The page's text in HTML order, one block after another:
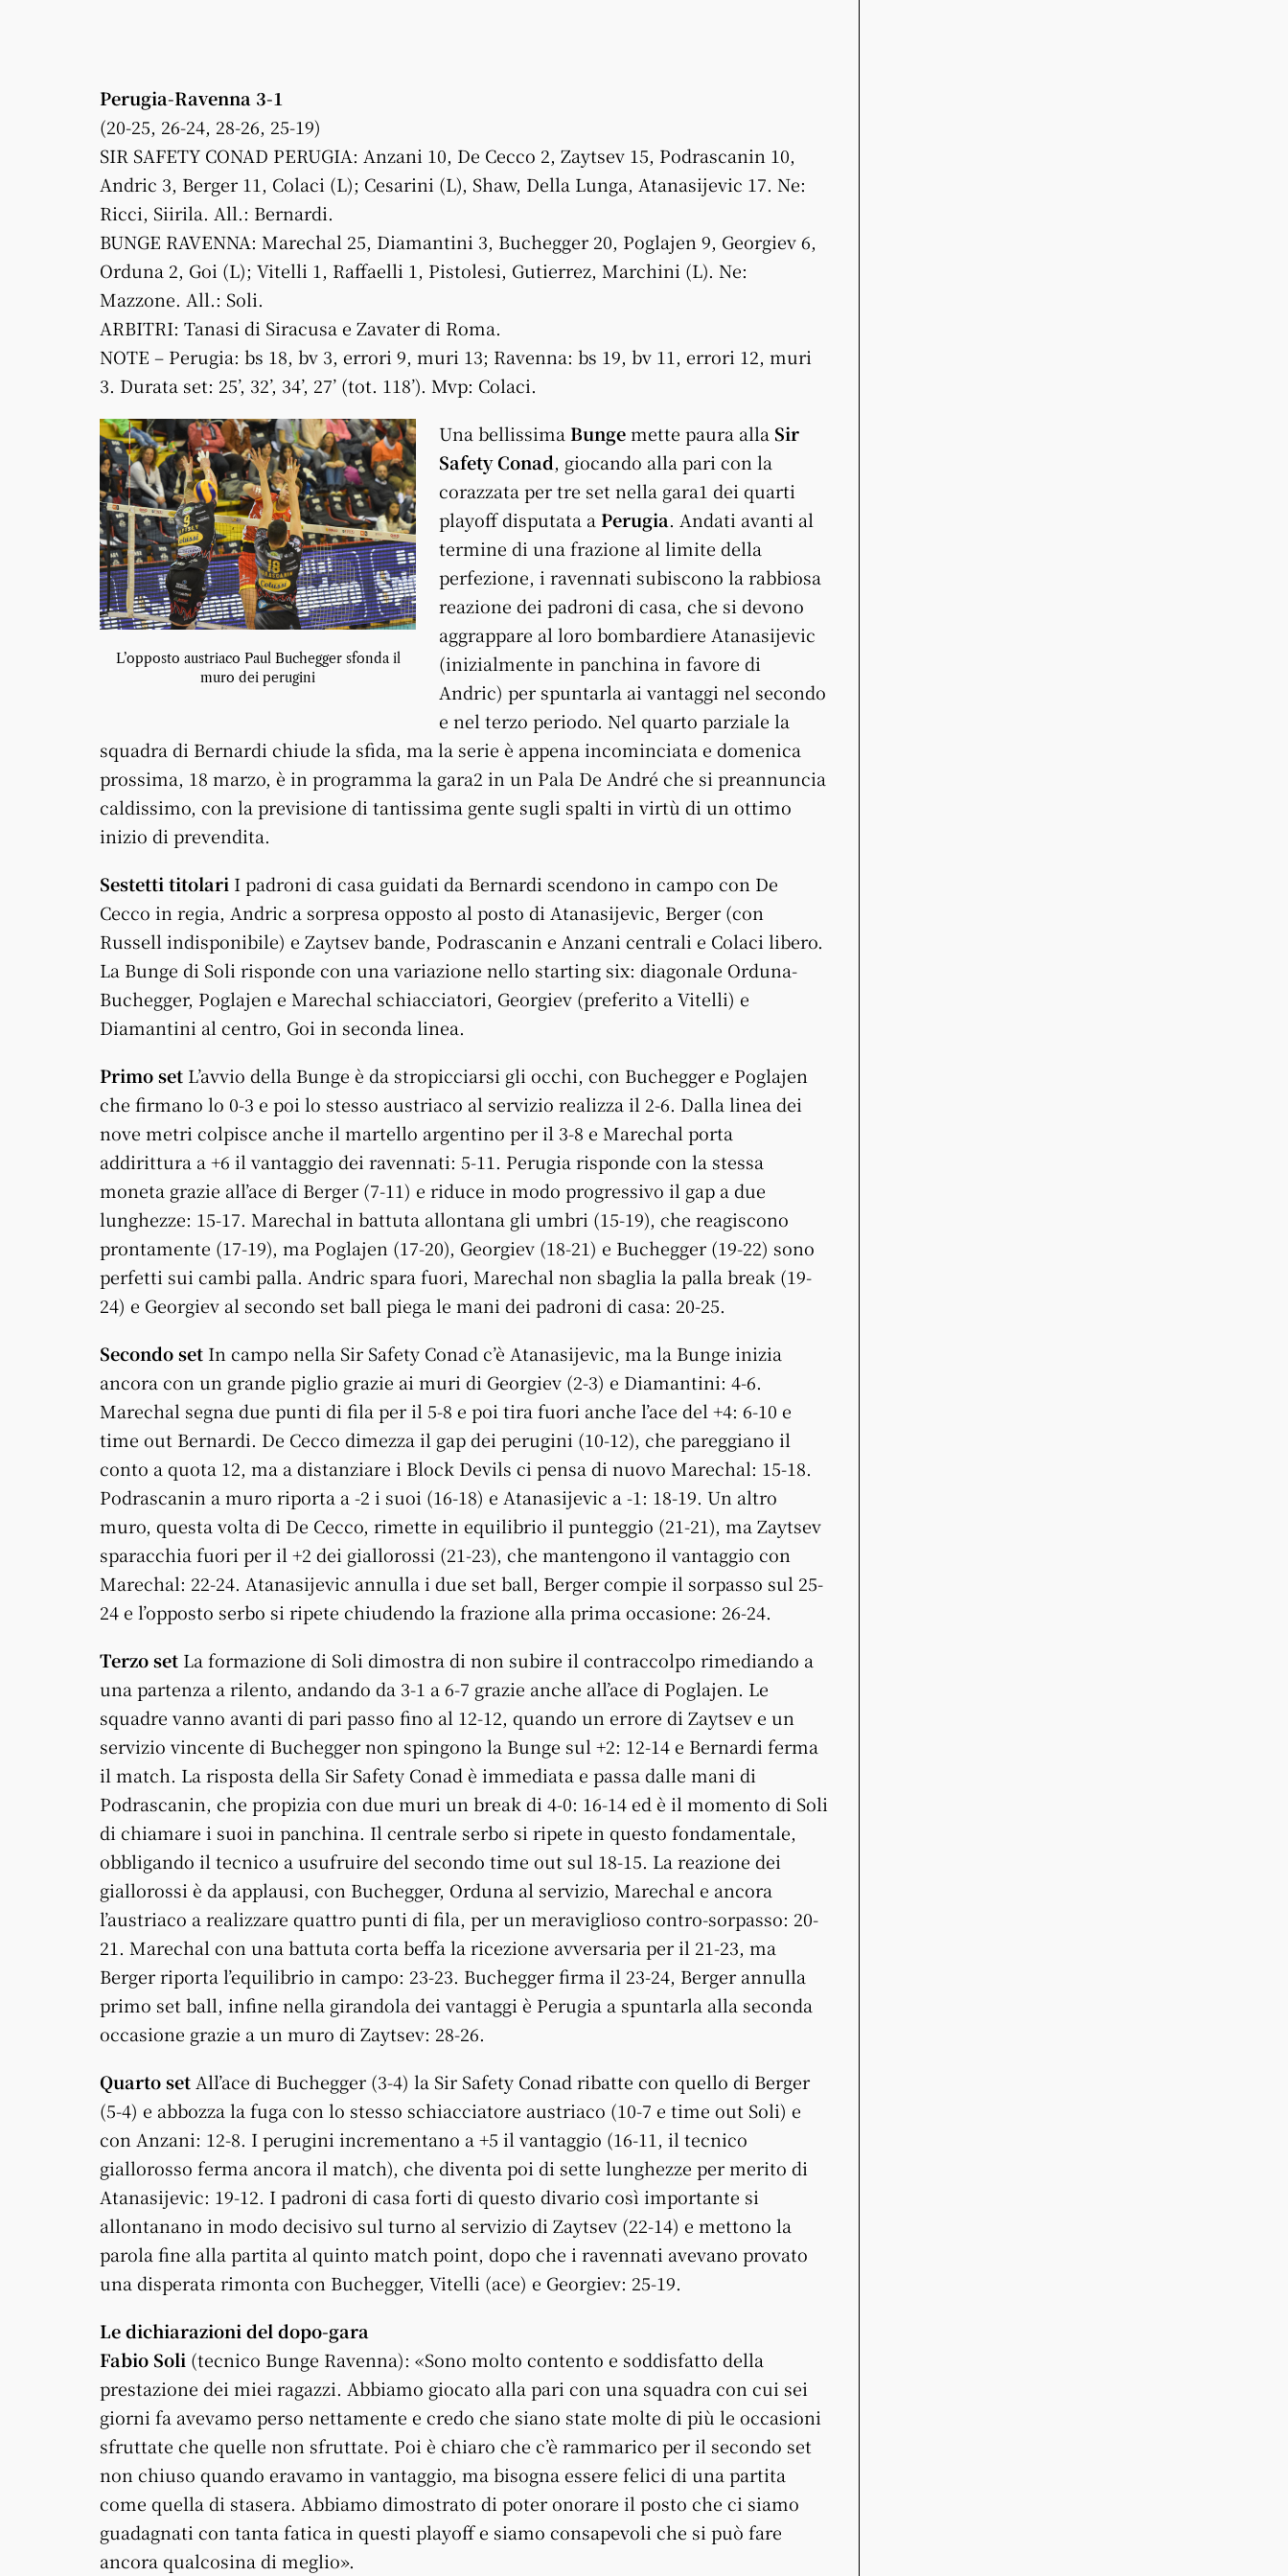
Perugia-Ravenna 3-1
(20-25, 26-24, 28-26, 25-19)
SIR SAFETY CONAD PERUGIA: Anzani 10, De Cecco 2, Zaytsev 15, Podrascanin 10,
Andric 3, Berger 11, Colaci (L); Cesarini (L), Shaw, Della Lunga, Atanasijevic 17. Ne:
Ricci, Siirila. All.: Bernardi.
BUNGE RAVENNA: Marechal 25, Diamantini 3, Buchegger 20, Poglajen 9, Georgiev 6,
Orduna 2, Goi (L); Vitelli 1, Raffaelli 1, Pistolesi, Gutierrez, Marchini (L). Ne:
Mazzone. All.: Soli.
ARBITRI: Tanasi di Siracusa e Zavater di Roma.
NOTE – Perugia: bs 18, bv 3, errori 9, muri 13; Ravenna: bs 19, bv 11, errori 12, muri
3. Durata set: 25’, 32’, 34’, 27’ (tot. 118’). Mvp: Colaci.
L’opposto austriaco Paul Buchegger sfonda il
muro dei perugini
Una bellissima Bungemette paura alla Sir
Safety Conad, giocando alla pari con la
corazzata per tre set nella gara1 dei quarti
playoff disputata a Perugia. Andati avanti al
termine di una frazione al limite della
perfezione, i ravennati subiscono la rabbiosa
reazione dei padroni di casa, che si devono
aggrappare al loro bombardiere Atanasijevic
(inizialmente in panchina in favore di
Andric) per spuntarla ai vantaggi nel secondo
e nel terzo periodo. Nel quarto parziale la
squadra di Bernardi chiude la sfida, ma la serie è appena incominciata e domenica
prossima, 18 marzo, è in programma la gara2 in un Pala De André che si preannuncia
caldissimo, con la previsione di tantissima gente sugli spalti in virtù di un ottimo
inizio di prevendita.
Sestetti titolari I padroni di casa guidati da Bernardi scendono in campo con De
Cecco in regia, Andric a sorpresa opposto al posto di Atanasijevic, Berger (con
Russell indisponibile) e Zaytsev bande, Podrascanin e Anzani centrali e Colaci libero.
La Bunge di Soli risponde con una variazione nello starting six: diagonale Orduna-
Buchegger, Poglajen e Marechal schiacciatori, Georgiev (preferito a Vitelli) e
Diamantini al centro, Goi in seconda linea.
Primo set L’avvio della Bunge è da stropicciarsi gli occhi, con Buchegger e Poglajen
che firmano lo 0-3 e poi lo stesso austriaco al servizio realizza il 2-6. Dalla linea dei
nove metri colpisce anche il martello argentino per il 3-8 e Marechal porta
addirittura a +6 il vantaggio dei ravennati: 5-11. Perugia risponde con la stessa
moneta grazie all’ace di Berger (7-11) e riduce in modo progressivo il gap a due
lunghezze: 15-17. Marechal in battuta allontana gli umbri (15-19), che reagiscono
prontamente (17-19), ma Poglajen (17-20), Georgiev (18-21) e Buchegger (19-22) sono
perfetti sui cambi palla. Andric spara fuori, Marechal non sbaglia la palla break (19-
24) e Georgiev al secondo set ball piega le mani dei padroni di casa: 20-25.
Secondo set In campo nella Sir Safety Conad c’è Atanasijevic, ma la Bunge inizia
ancora con un grande piglio grazie ai muri di Georgiev (2-3) e Diamantini: 4-6.
Marechal segna due punti di fila per il 5-8 e poi tira fuori anche l’ace del +4: 6-10 e
time out Bernardi. De Cecco dimezza il gap dei perugini (10-12), che pareggiano il
conto a quota 12, ma a distanziare i Block Devils ci pensa di nuovo Marechal: 15-18.
Podrascanin a muro riporta a -2 i suoi (16-18) e Atanasijevic a -1: 18-19. Un altro
muro, questa volta di De Cecco, rimette in equilibrio il punteggio (21-21), ma Zaytsev
sparacchia fuori per il +2 dei giallorossi (21-23), che mantengono il vantaggio con
Marechal: 22-24. Atanasijevic annulla i due set ball, Berger compie il sorpasso sul 25-
24 e l’opposto serbo si ripete chiudendo la frazione alla prima occasione: 26-24.
Terzo set La formazione di Soli dimostra di non subire il contraccolpo rimediando a
una partenza a rilento, andando da 3-1 a 6-7 grazie anche all’ace di Poglajen. Le
squadre vanno avanti di pari passo fino al 12-12, quando un errore di Zaytsev e un
servizio vincente di Buchegger non spingono la Bunge sul +2: 12-14 e Bernardi ferma
il match. La risposta della Sir Safety Conad è immediata e passa dalle mani di
Podrascanin, che propizia con due muri un break di 4-0: 16-14 ed è il momento di Soli
di chiamare i suoi in panchina. Il centrale serbo si ripete in questo fondamentale,
obbligando il tecnico a usufruire del secondo time out sul 18-15. La reazione dei
giallorossi è da applausi, con Buchegger, Orduna al servizio, Marechal e ancora
l’austriaco a realizzare quattro punti di fila, per un meraviglioso contro-sorpasso: 20-
21. Marechal con una battuta corta beffa la ricezione avversaria per il 21-23, ma
Berger riporta l’equilibrio in campo: 23-23. Buchegger firma il 23-24, Berger annulla
primo set ball, infine nella girandola dei vantaggi è Perugia a spuntarla alla seconda
occasione grazie a un muro di Zaytsev: 28-26.
Quarto set All’ace di Buchegger (3-4) la Sir Safety Conad ribatte con quello di Berger
(5-4) e abbozza la fuga con lo stesso schiacciatore austriaco (10-7 e time out Soli) e
con Anzani: 12-8. I perugini incrementano a +5 il vantaggio (16-11, il tecnico
giallorosso ferma ancora il match), che diventa poi di sette lunghezze per merito di
Atanasijevic: 19-12. I padroni di casa forti di questo divario così importante si
allontanano in modo decisivo sul turno al servizio di Zaytsev (22-14) e mettono la
parola fine alla partita al quinto match point, dopo che i ravennati avevano provato
una disperata rimonta con Buchegger, Vitelli (ace) e Georgiev: 25-19.
Le dichiarazioni del dopo-gara
Fabio Soli (tecnico Bunge Ravenna): «Sono molto contento e soddisfatto della
prestazione dei miei ragazzi. Abbiamo giocato alla pari con una squadra con cui sei
giorni fa avevamo perso nettamente e credo che siano state molte di più le occasioni
sfruttate che quelle non sfruttate. Poi è chiaro che c’è rammarico per il secondo set
non chiuso quando eravamo in vantaggio, ma bisogna essere felici di una partita
come quella di stasera. Abbiamo dimostrato di poter onorare il posto che ci siamo
guadagnati con tanta fatica in questi playoff e siamo consapevoli che si può fare
ancora qualcosina di meglio».